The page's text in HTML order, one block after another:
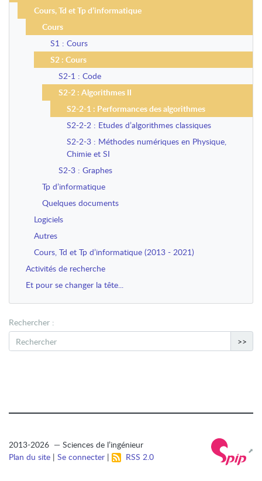
Cours, Td et Tp d’informatique
Cours
S1 : Cours
S2 : Cours
S2-1 : Code
S2-2 : Algorithmes II
S2-2-1 : Performances des algorithmes
S2-2-2 : Etudes d’algorithmes classiques
S2-2-3 : Méthodes numériques en Physique,
Chimie et SI
S2-3 : Graphes
Tp d’informatique
Quelques documents
Logiciels
Autres
Cours, Td et Tp d’informatique (2013 - 2021)
Activités de recherche
Et pour se changer la tête...
Rechercher :
>>
2013-2026 — Sciences de l’ingénieur
Plan du site | Se connecter | RSS 2.0